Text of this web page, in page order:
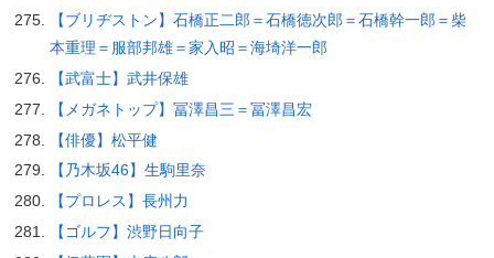
【ブリヂストン】石橋正二郎＝石橋徳次郎＝石橋幹一郎＝柴
本重理＝服部邦雄＝家入昭＝海埼洋一郎
【武富士】武井保雄
【メガネトップ】冨澤昌三＝冨澤昌宏
【俳優】松平健
【乃木坂46】生駒里奈
【プロレス】長州力
【ゴルフ】渋野日向子